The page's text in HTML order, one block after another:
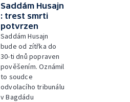
Saddám Husajn
: trest smrti
potvrzen
Saddám Husajn
bude od zítřka do
30-ti dnů popraven
pověšením. Oznámil
to soudce
odvolacího tribunálu
v Bagdádu